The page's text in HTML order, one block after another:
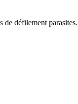
défilement